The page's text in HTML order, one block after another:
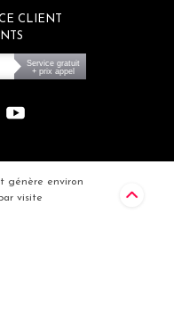
CLIENT
Service gratuit
+ prix appel
génère environ
visite